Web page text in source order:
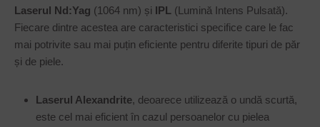
Laserul Nd:Yag (1064 nm) și IPL (Lumină Intens Pulsată).
Fiecare dintre acestea are caracteristici specifice care le fac
mai potrivite sau mai puțin eficiente pentru diferite tipuri de păr
și de piele.
Laserul Alexandrite, deoarece utilizează o undă scurtă,
este cel mai eficient în cazul persoanelor cu pielea